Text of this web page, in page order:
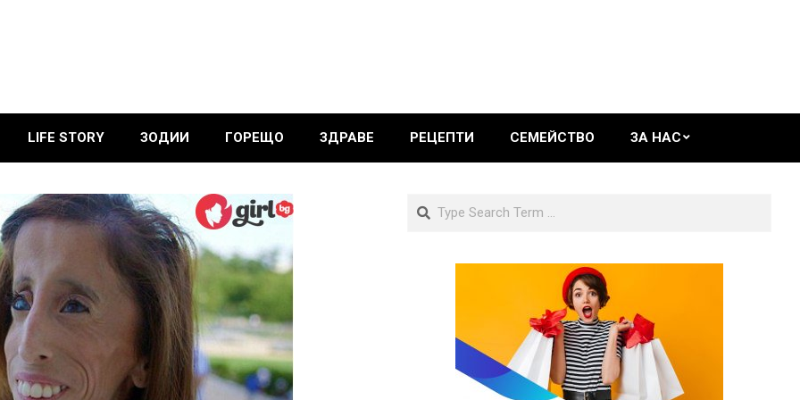
LIFE STORY ЗОДИИ ГОРЕЩО ЗДРАВЕ РЕЦЕПТИ СЕМЕЙСТВО ЗА НАС
Search